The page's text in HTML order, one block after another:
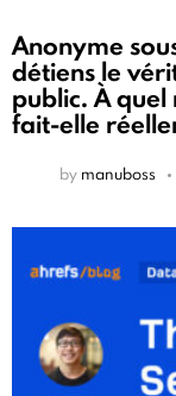
Anonyme
détiens le
public. À
fait-elle
by manuboss